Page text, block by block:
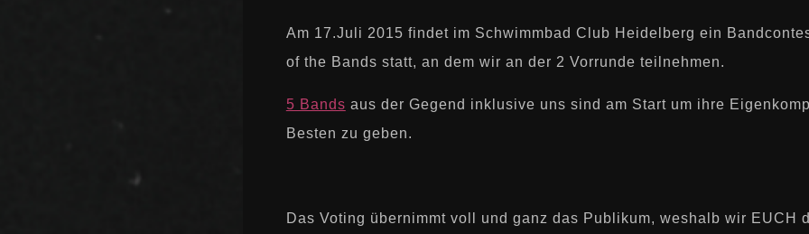
Am 17.Juli 2015 findet im Schwimmbad Club Heidelberg ein
of the Bands statt, an dem wir an der 2 Vorrunde teilnehmen.
5 Bands aus der Gegend inklusive uns sind am Start um ihre
Besten zu geben.
Das Voting übernimmt voll und ganz das Publikum, weshalb wir EUCH